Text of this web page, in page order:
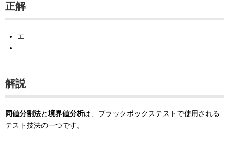
正解
エ
解説
同値分割法と境界値分析は、ブラックボックステストで使用される
テスト技法の一つです。